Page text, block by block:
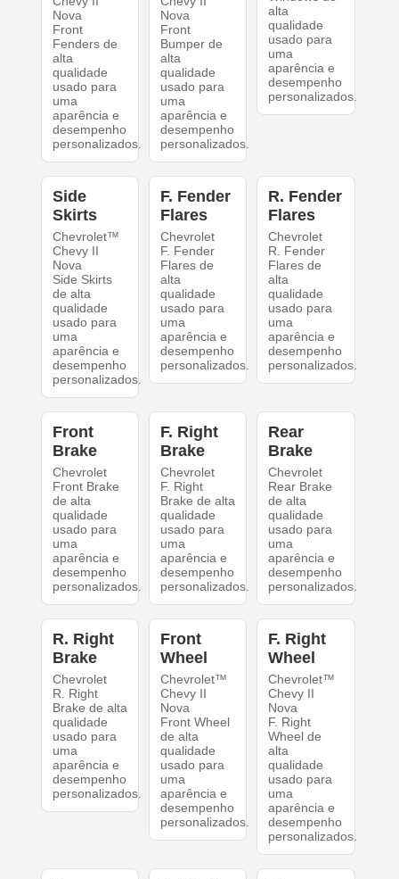
Nova
Front
Fenders de
alta
qualidade
usado para
uma
aparência e
desempenho
personalizados.
Nova
Front
Bumper de
alta
qualidade
usado para
uma
aparência e
desempenho
personalizados.
alta
qualidade
usado para
uma
aparência e
desempenho
personalizados.
Side
Skirts
Chevrolet™
Chevy II
Nova
Side Skirts
de alta
qualidade
usado para
uma
aparência e
desempenho
personalizados.
F. Fender
Flares
Chevrolet
F. Fender
Flares de
alta
qualidade
usado para
uma
aparência e
desempenho
personalizados.
R. Fender
Flares
Chevrolet
R. Fender
Flares de
alta
qualidade
usado para
uma
aparência e
desempenho
personalizados.
Front
Brake
Chevrolet
Front Brake
de alta
qualidade
usado para
uma
aparência e
desempenho
personalizados.
F. Right
Brake
Chevrolet
F. Right
Brake de alta
qualidade
usado para
uma
aparência e
desempenho
personalizados.
Rear
Brake
Chevrolet
Rear Brake
de alta
qualidade
usado para
uma
aparência e
desempenho
personalizados.
R. Right
Brake
Chevrolet
R. Right
Brake de alta
qualidade
usado para
uma
aparência e
desempenho
personalizados.
Front
Wheel
Chevrolet™
Chevy II
Nova
Front Wheel
de alta
qualidade
usado para
uma
aparência e
desempenho
personalizados.
F. Right
Wheel
Chevrolet™
Chevy II
Nova
F. Right
Wheel de
alta
qualidade
usado para
uma
aparência e
desempenho
personalizados.